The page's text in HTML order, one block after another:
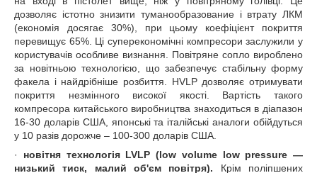
дозволяє істотно знизити туманообразование і втрату ЛКМ
(економія досягає 30%), при цьому коефіцієнт покриття
перевищує 65%. Ці суперекономічні компресори заслужили у
користувачів особливе визнання. Повітряне сопло вироблено
за новітньою технологією, що забезпечує стабільну форму
факела і найдрібніше розбиття. HVLP дозволяє отримувати
покриття незмінного високої якості. Вартість такого
компресора китайського виробництва знаходиться в діапазон
16-30 доларів США, японські та італійські аналоги обійдуться
у 10 разів дорожче – 100-300 доларів США.
· новітня технологія LVLP (low volume low pressure ―
низький тиск, малий об'єм повітря). Крім поліпшених